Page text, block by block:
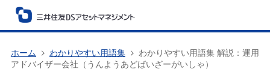
ホーム わかりやすい用語集
わかりやすい用語集 解説：運用
アドバイザー会社（うんようあどばいざーがいしゃ）